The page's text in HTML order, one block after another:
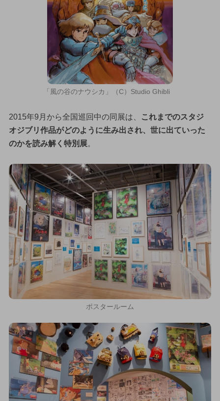
「風の谷のナウシカ」（C）Studio Ghibli
2015年9月から全国巡回中の同展は、
これまでのスタジ
オジブリ作品がどのように生み出され、世に出ていった
のかを読み解く特別展。
ポスタールーム